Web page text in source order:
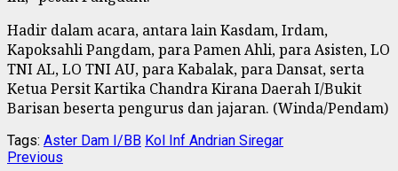
Hadir dalam acara, antara lain Kasdam, Irdam,
Kapoksahli Pangdam, para Pamen Ahli, para Asisten, LO
TNI AL, LO TNI AU, para Kabalak, para Dansat, serta
Ketua Persit Kartika Chandra Kirana Daerah I/Bukit
Barisan beserta pengurus dan jajaran. (Winda/Pendam)
Tags: Aster Dam I/BB Kol Inf Andrian Siregar
Continue
Previous